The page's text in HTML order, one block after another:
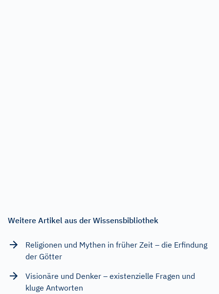
Weitere Artikel aus der Wissensbibliothek
Religionen und Mythen in früher Zeit – die Erfindung
der Götter
Visionäre und Denker – existenzielle Fragen und
kluge Antworten